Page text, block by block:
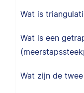
Wat is
Wat is een
Wat zijn de